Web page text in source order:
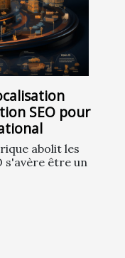
SEO pour
abolit les
s'avère être un